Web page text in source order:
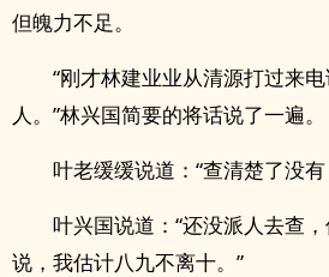
但魄力不足。
“刚才林建业业从清源打过来
人。”林兴国简要的将话说了一遍。
叶老缓缓说道：“查清楚了没有
叶兴国说道：“还没派人去查
说，我估计八九不离十。”